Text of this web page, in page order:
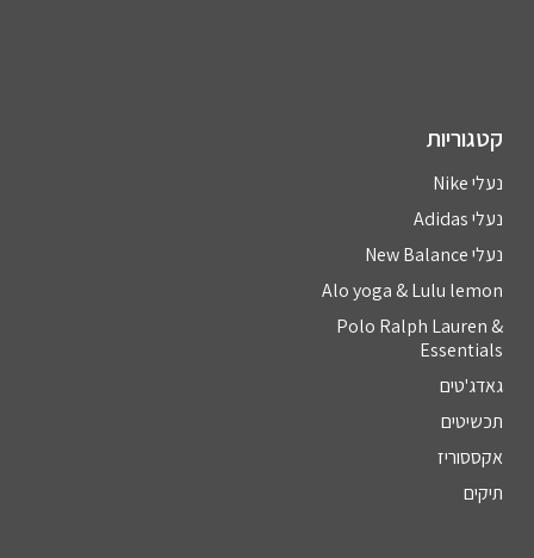
קטגוריות
נעלי Nike
נעלי Adidas
נעלי New Balance
Alo yoga & Lulu lemon
Polo Ralph Lauren &
Essentials
גאדג'טים
תכשיטים
אקססוריז
תיקים